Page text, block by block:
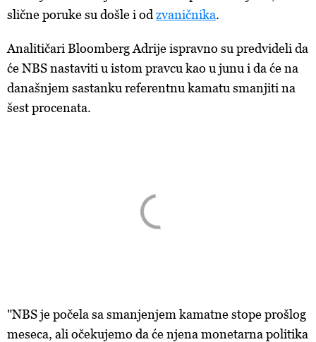
slične poruke su došle i od zvaničnika.
Analitičari Bloomberg Adrije ispravno su predvideli da
će NBS nastaviti u istom pravcu kao u junu i da će na
današnjem sastanku referentnu kamatu smanjiti na
šest procenata.
"NBS je počela sa smanjenjem kamatne stope prošlog
meseca, ali očekujemo da će njena monetarna politika